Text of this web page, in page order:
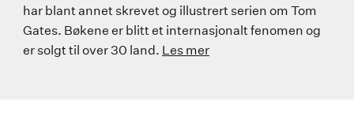
har blant annet skrevet og illustrert serien om Tom
Gates. Bøkene er blitt et internasjonalt fenomen og
er solgt til over 30 land. Les mer